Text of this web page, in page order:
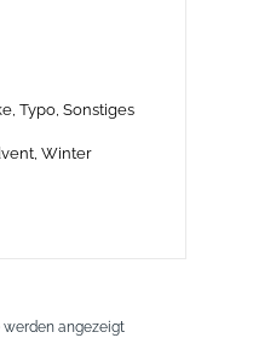
Typo, Sonstiges
Winter
werden angezeigtNach